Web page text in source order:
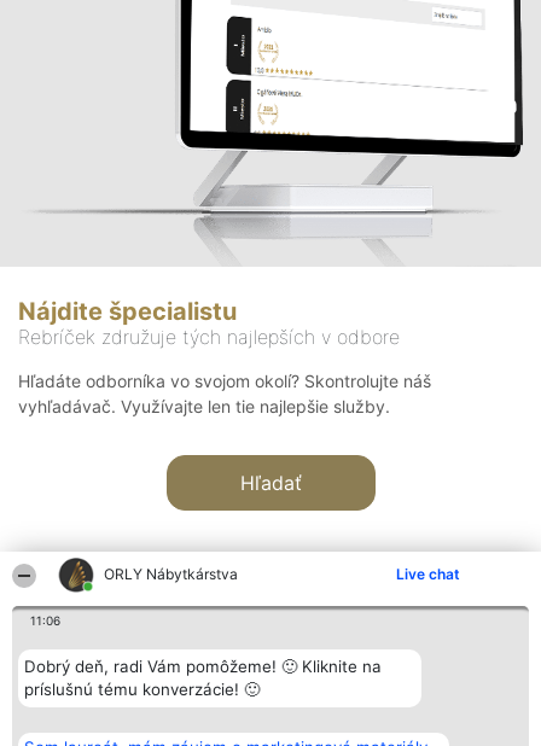
ORLY Nábytkárstva Live chat
11:06
Dobrý deň, radi Vám pomôžeme! 🙂 Kliknite na
príslušnú tému konverzácie! 🙂
Nájdite špecialistu
Rebríček združuje tých najlepších v odbore
Hľadáte odborníka vo svojom okolí? Skontrolujte náš
vyhľadávač. Využívajte len tie najlepšie služby.
Hľadať
Organizátor hodnotenia
Bright Side Solutions sp. z o.
o. sp. k.
Wrocław 50-079
Hodnotenie
Laureáti
Lista
Laureatów
Kontakt
Kontakt